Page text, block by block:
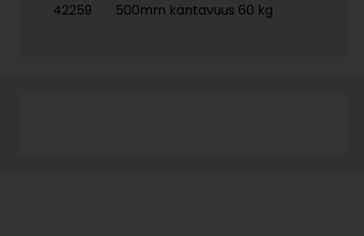
42259
500mm kantavuus 60 kg